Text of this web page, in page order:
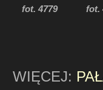
fot. 4779 fot.
WIĘCEJ: